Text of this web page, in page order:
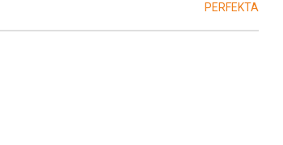
PERFEKTA